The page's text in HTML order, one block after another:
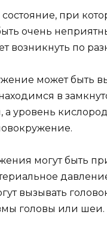
при
очень
возникнуть по
может быть
в
уровень
могут быть
вызывать
головы или шеи.